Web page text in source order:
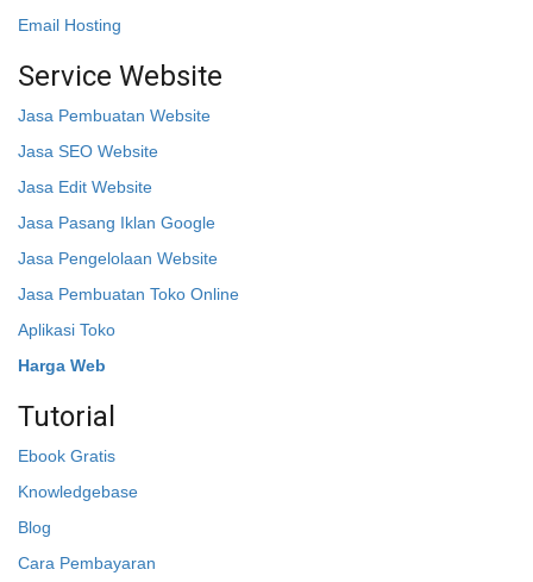
Email Hosting
Service Website
Jasa Pembuatan Website
Jasa SEO Website
Jasa Edit Website
Jasa Pasang Iklan Google
Jasa Pengelolaan Website
Jasa Pembuatan Toko Online
Aplikasi Toko
Harga Web
Tutorial
Ebook Gratis
Knowledgebase
Blog
Cara Pembayaran